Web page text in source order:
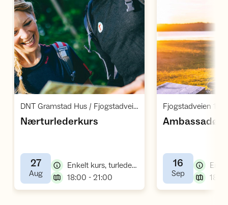
Åpne aktivitet
DNT Gramstad Hus / Fjogstadveien 160 / Sandnes
,
Nærturlederkurs
27
Aug,
Enkelt kurs, turlederkurs
18:00 - 21:00
Fjogstadveien
16
Sep